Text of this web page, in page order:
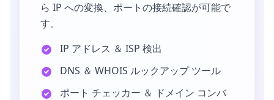
ら IP への変換、ポートの接続確認が可能で
す。
IP アドレス ＆ ISP 検出
DNS ＆ WHOIS ルックアップ ツール
ポート チェッカー ＆ ドメイン コンバ